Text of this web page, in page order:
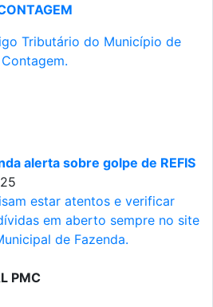
Tributário do Município de
Contagem.
alerta sobre golpe de REFIS
estar atentos e verificar
em aberto sempre no site
de Fazenda.
PMC